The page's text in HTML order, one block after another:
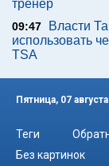
тренер
09:47
Власти
использовать
TSA
Пятница, 07
Теги
Без картинок